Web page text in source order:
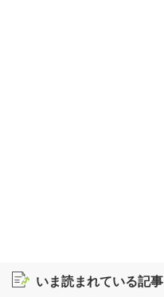
いま読まれている記事